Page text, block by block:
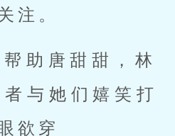
注。
者与她们嬉笑打
欲穿